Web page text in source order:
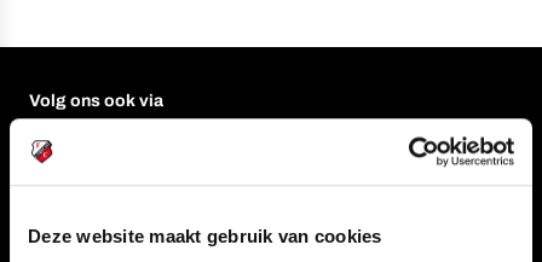
Deze website maakt gebruik van cookies
Volg ons ook via
Navigeer naar